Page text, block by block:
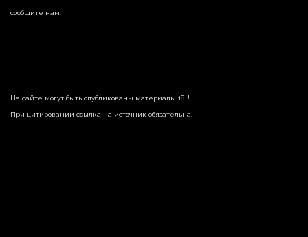
сообщите нам.
На сайте могут быть опубликованы материалы 18+!
При цитировании ссылка на источник обязательна.